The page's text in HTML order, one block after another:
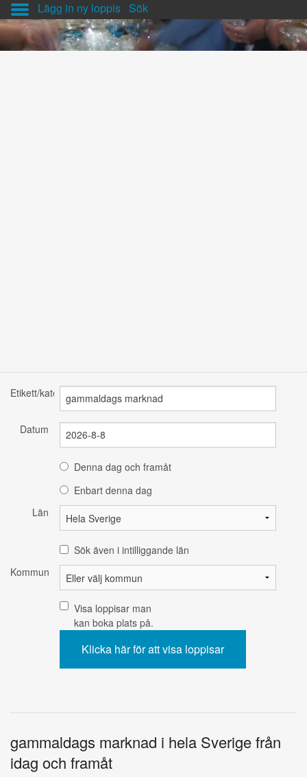
Lägg in ny loppis Sök
Etikett/kategori
Datum
Denna dag och framåt
Enbart denna dag
Län
Sök även i intilliggande län
Kommun
Visa loppisar man
kan boka plats på.
gammaldags marknad i hela Sverige från
idag och framåt